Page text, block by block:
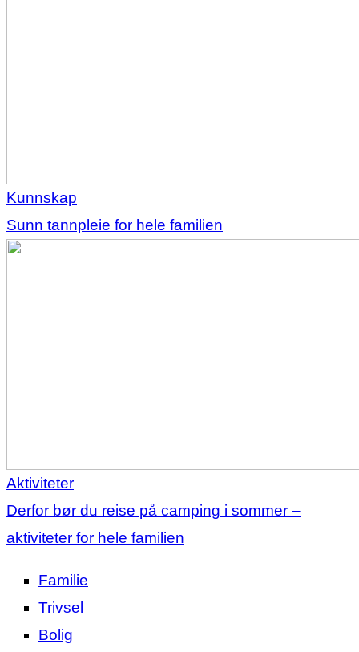
Kunnskap
Sunn tannpleie for hele familien
Aktiviteter
Derfor bør du reise på camping i sommer –
aktiviteter for hele familien
Familie
Trivsel
Bolig